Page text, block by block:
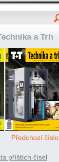
a Trh
Předchozí číslo
příštích čísel